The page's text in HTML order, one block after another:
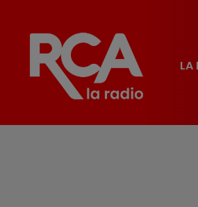
LA